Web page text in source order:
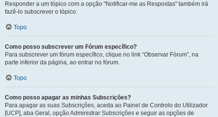
Responder a um tópico com a opção "Notificar-me as Respostas" também irá
fazê-lo subscrever o tópico.
Topo
Como posso subscrever um Fórum específico?
Para subscrever um fórum específico, clique no link “Observar Fórum”, na
parte inferior da página, ao entrar no fórum.
Topo
Como posso apagar as minhas Subscrições?
Para apagar as suas Subscrições, aceda ao Painel de Controlo do Utilizador
[UCP], aba Geral, opção Administrar Subscrições e seguir as opções de